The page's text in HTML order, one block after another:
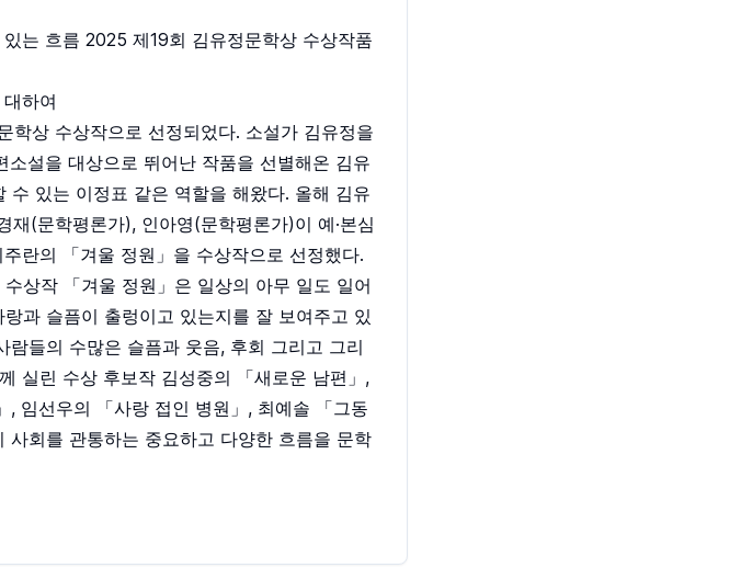
는 흐름 2025 제19회 김유정문학상 수상작품
하여
학상 수상작으로 선정되었다. 소설가 김유정을
설을 대상으로 뛰어난 작품을 선별해온 김유
있는 이정표 같은 역할을 해왔다. 올해 김유
(문학평론가), 인아영(문학평론가)이 예·본심
란의 「겨울 정원」을 수상작으로 선정했다.
상작 「겨울 정원」은 일상의 아무 일도 일어
과 슬픔이 출렁이고 있는지를 잘 보여주고 있
람들의 수많은 슬픔과 웃음, 후회 그리고 그리
실린 수상 후보작 김성중의 「새로운 남편」,
임선우의 「사랑 접인 병원」, 최예솔 「그동
회를 관통하는 중요하고 다양한 흐름을 문학